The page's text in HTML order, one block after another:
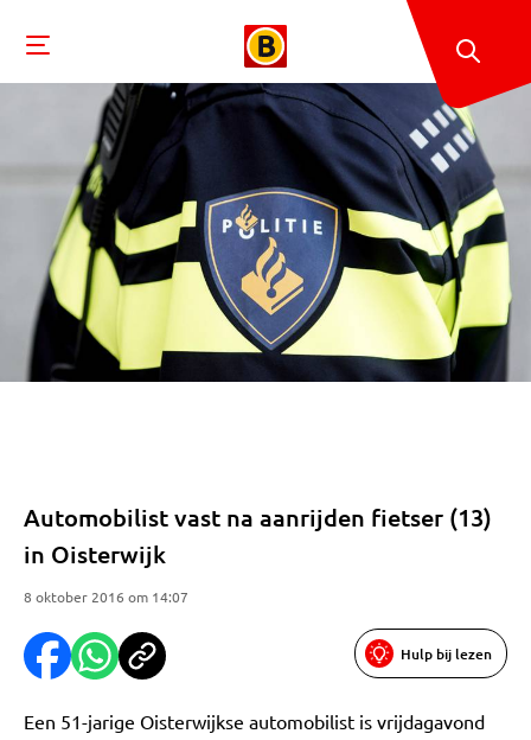
Automobilist vast na aanrijden fietser (13)
in Oisterwijk
8 oktober 2016 om 14:07
Hulp bij lezen
Een 51-jarige Oisterwijkse automobilist is vrijdagavond